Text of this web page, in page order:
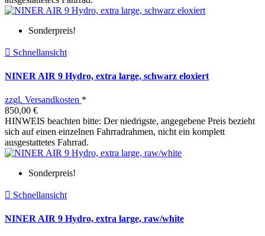
Sonderpreis!
 Schnellansicht
NINER AIR 9 Hydro, extra large, schwarz eloxiert
zzgl. Versandkosten *
850,00 €
HINWEIS beachten bitte: Der niedrigste, angegebene Preis bezieht
sich auf einen einzelnen Fahrradrahmen, nicht ein komplett
ausgestattetes Fahrrad.
Sonderpreis!
 Schnellansicht
NINER AIR 9 Hydro, extra large, raw/white